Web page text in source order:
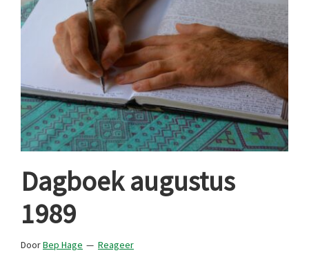
Dagboek augustus
1989
DoorBep Hage
Reageer